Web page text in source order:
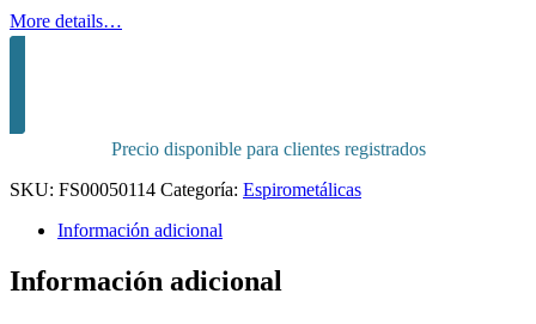
More details…
Precio disponible para clientes registrados
SKU: FS00050114 Categoría: Espirometálicas
Información adicional
Información adicional